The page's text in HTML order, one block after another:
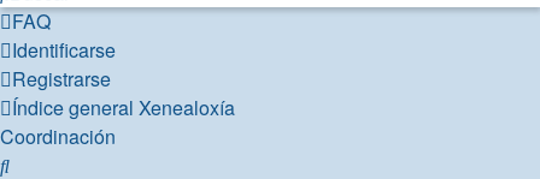
FAQ
Identificarse
Registrarse
Índice general Xenealoxía
Coordinación
Buscar